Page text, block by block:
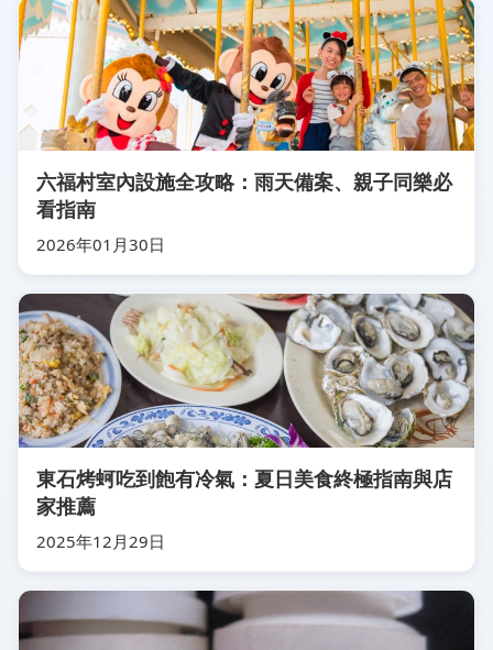
六福村室內設施全攻略：雨天備案、親子同樂必
看指南
2026年01月30日
東石烤蚵吃到飽有冷氣：夏日美食終極指南與店
家推薦
2025年12月29日